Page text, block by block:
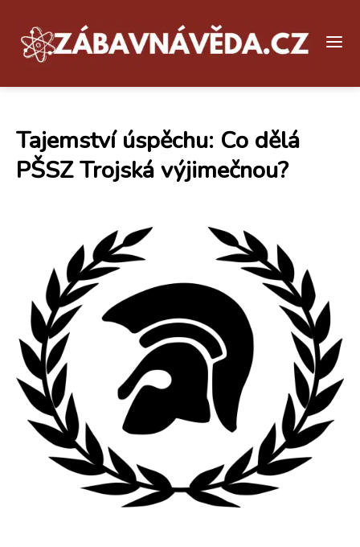
Tajemství úspěchu: Co dělá
PŠSZ Trojská výjimečnou?